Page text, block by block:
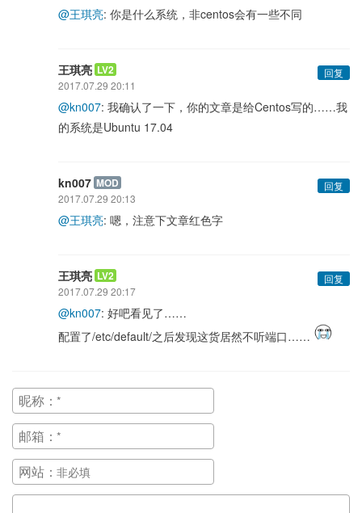
@王琪亮: 你是什么系统，非centos会有一些不同
王琪亮 LV2
回复
2017.07.29 20:11
@kn007: 我确认了一下，你的文章是给Centos写的……我
的系统是Ubuntu 17.04
kn007 MOD
回复
2017.07.29 20:13
@王琪亮: 嗯，注意下文章红色字
王琪亮 LV2
回复
2017.07.29 20:17
@kn007: 好吧看见了……
配置了/etc/default/之后发现这货居然不听端口……
昵称：
邮箱：
网站：